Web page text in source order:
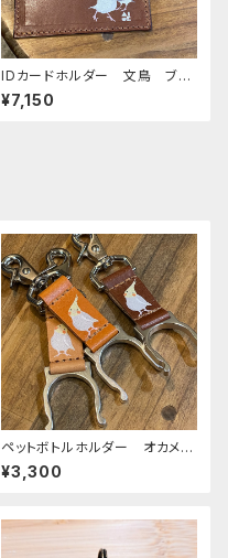
IDカードホルダー 文鳥 ブラ
ウン （ストラップなし） ぶんち
ょう ブンチョウ 桜文鳥 白
¥7,150
ペットボトルホルダー オカメイ
ンコ シナモンパール 栃木レ
ザー ぽわんシリーズ
¥3,300